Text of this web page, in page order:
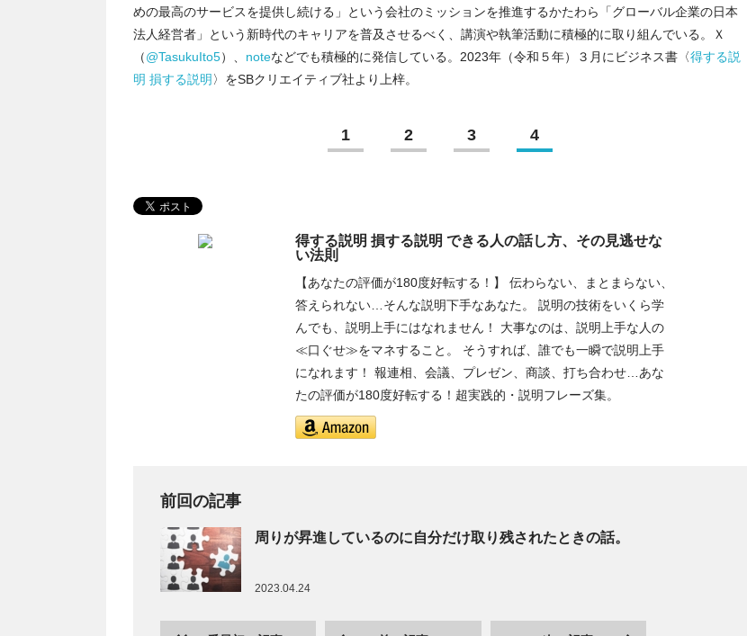
めの最高のサービスを提供し続ける」という会社のミッションを推進するかたわら「グローバル企業の日本
法人経営者」という新時代のキャリアを普及させるべく、講演や執筆活動に積極的に取り組んでいる。Ｘ
（@TasukuIto5）、 noteなどでも積極的に発信している。2023年（令和５年）３月にビジネス書〈得する説
明 損する説明 〉をSBクリエイティブ社より上梓。
1 2 3 4
得する説明 損する説明 できる人の話し方、その見逃せな
い法則
【あなたの評価が180度好転する！】 伝わらない、まとまらない、
答えられない…そんな説明下手なあなた。 説明の技術をいくら学
んでも、説明上手にはなれません！ 大事なのは、説明上手な人の
≪口ぐせ≫をマネすること。 そうすれば、誰でも一瞬で説明上手
になれます！ 報連相、会議、プレゼン、商談、打ち合わせ…あな
たの評価が180度好転する！超実践的・説明フレーズ集。
前回の記事
周りが昇進しているのに自分だけ取り残されたときの話。
2023.04.24